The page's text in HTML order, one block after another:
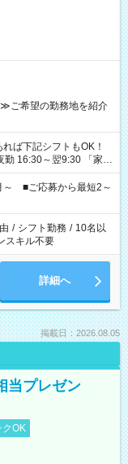
ご希望の勤務地を紹介
～翌9:30 「家族
飯の準備がしたい」
希望を教えてください
で週40時間を超える場
～ ■ご応募から最短2～
/ シフト勤務 / 10名以
スキル不要
詳細へ
掲載日：2026.08.05
当プレゼン
クOK